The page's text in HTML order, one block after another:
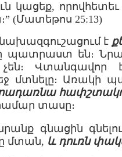
կացեք,
(Մատեթոս 25:13)
է
պատրաստ են։
մտնելը։ Առակի
վերադառնա
տասը։
նրանք գնացին
մտան, և դուռն